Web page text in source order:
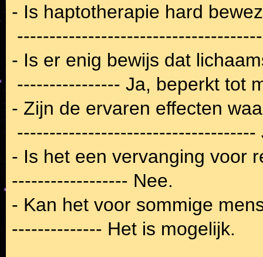
- Is haptotherapie hard
- Is er enig bewijs dat
---------------- Ja, beperkt tot
- Zijn de ervaren effecten
-------------------------------------
- Is het een vervanging voor
------------------ Nee.
- Kan het voor sommige
-------------- Het is mogelijk.